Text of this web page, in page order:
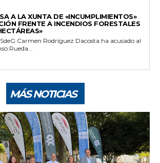
A LA XUNTA DE «INCUMPLIMIENTOS»
FRENTE A INCENDIOS FORESTALES
Carmen Rodríguez Dacosta ha acusado al
Rueda...
MÁS NOTICIAS